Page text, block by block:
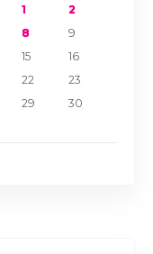
1
2
8
9
15
16
22
23
29
30